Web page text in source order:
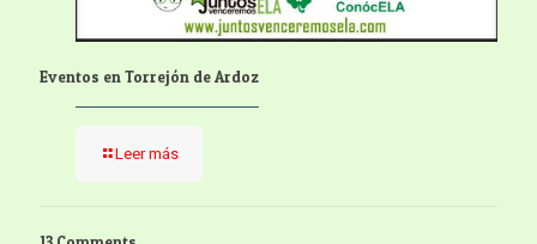
Eventos en Torrejón de Ardoz
Leer más